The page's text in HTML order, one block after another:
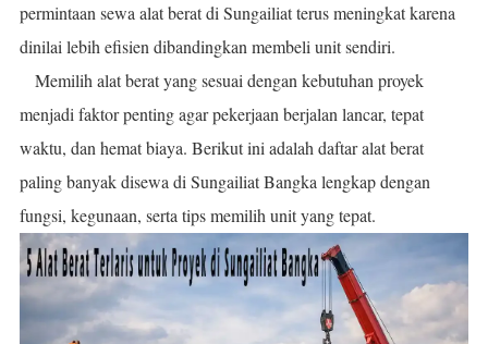
permintaan sewa alat berat di Sungailiat terus meningkat karena
dinilai lebih efisien dibandingkan membeli unit sendiri.
Memilih alat berat yang sesuai dengan kebutuhan proyek
menjadi faktor penting agar pekerjaan berjalan lancar, tepat
waktu, dan hemat biaya. Berikut ini adalah daftar alat berat
paling banyak disewa di Sungailiat Bangka lengkap dengan
fungsi, kegunaan, serta tips memilih unit yang tepat.